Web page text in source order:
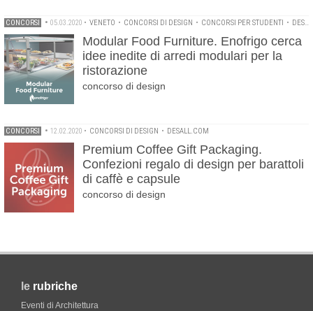
CONCORSI • 05.03.2020 • VENETO • CONCORSI DI DESIGN • CONCORSI PER STUDENTI • DESALL.COM
Modular Food Furniture. Enofrigo cerca
idee inedite di arredi modulari per la
ristorazione
concorso di design
CONCORSI • 12.02.2020 • CONCORSI DI DESIGN • DESALL.COM
Premium Coffee Gift Packaging.
Confezioni regalo di design per barattoli
di caffè e capsule
concorso di design
le rubriche
Eventi di Architettura